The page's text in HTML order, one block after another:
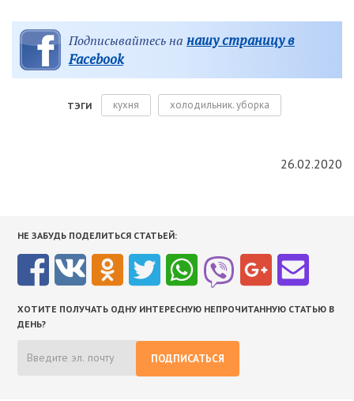
Подписывайтесь на нашу страницу в
Facebook
ТЭГИ кухня холодильник. уборка
26.02.2020
НЕ ЗАБУДЬ ПОДЕЛИТЬСЯ СТАТЬЕЙ:
ХОТИТЕ ПОЛУЧАТЬ ОДНУ ИНТЕРЕСНУЮ НЕПРОЧИТАННУЮ СТАТЬЮ В
ДЕНЬ?
ПОДПИСАТЬСЯ